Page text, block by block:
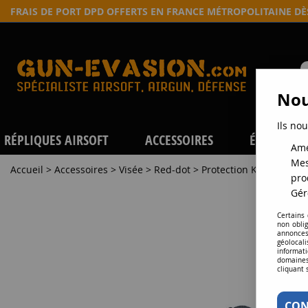
FRAIS DE PORT DPD OFFERTS EN FRANCE MÉTROPOLITAINE
RÉPLIQUES AIRSOFT ACCESSOIRES
Accueil > Accessoires > Visée > Red-dot > Protection Killflash
Ils
Certains
non
cliquant